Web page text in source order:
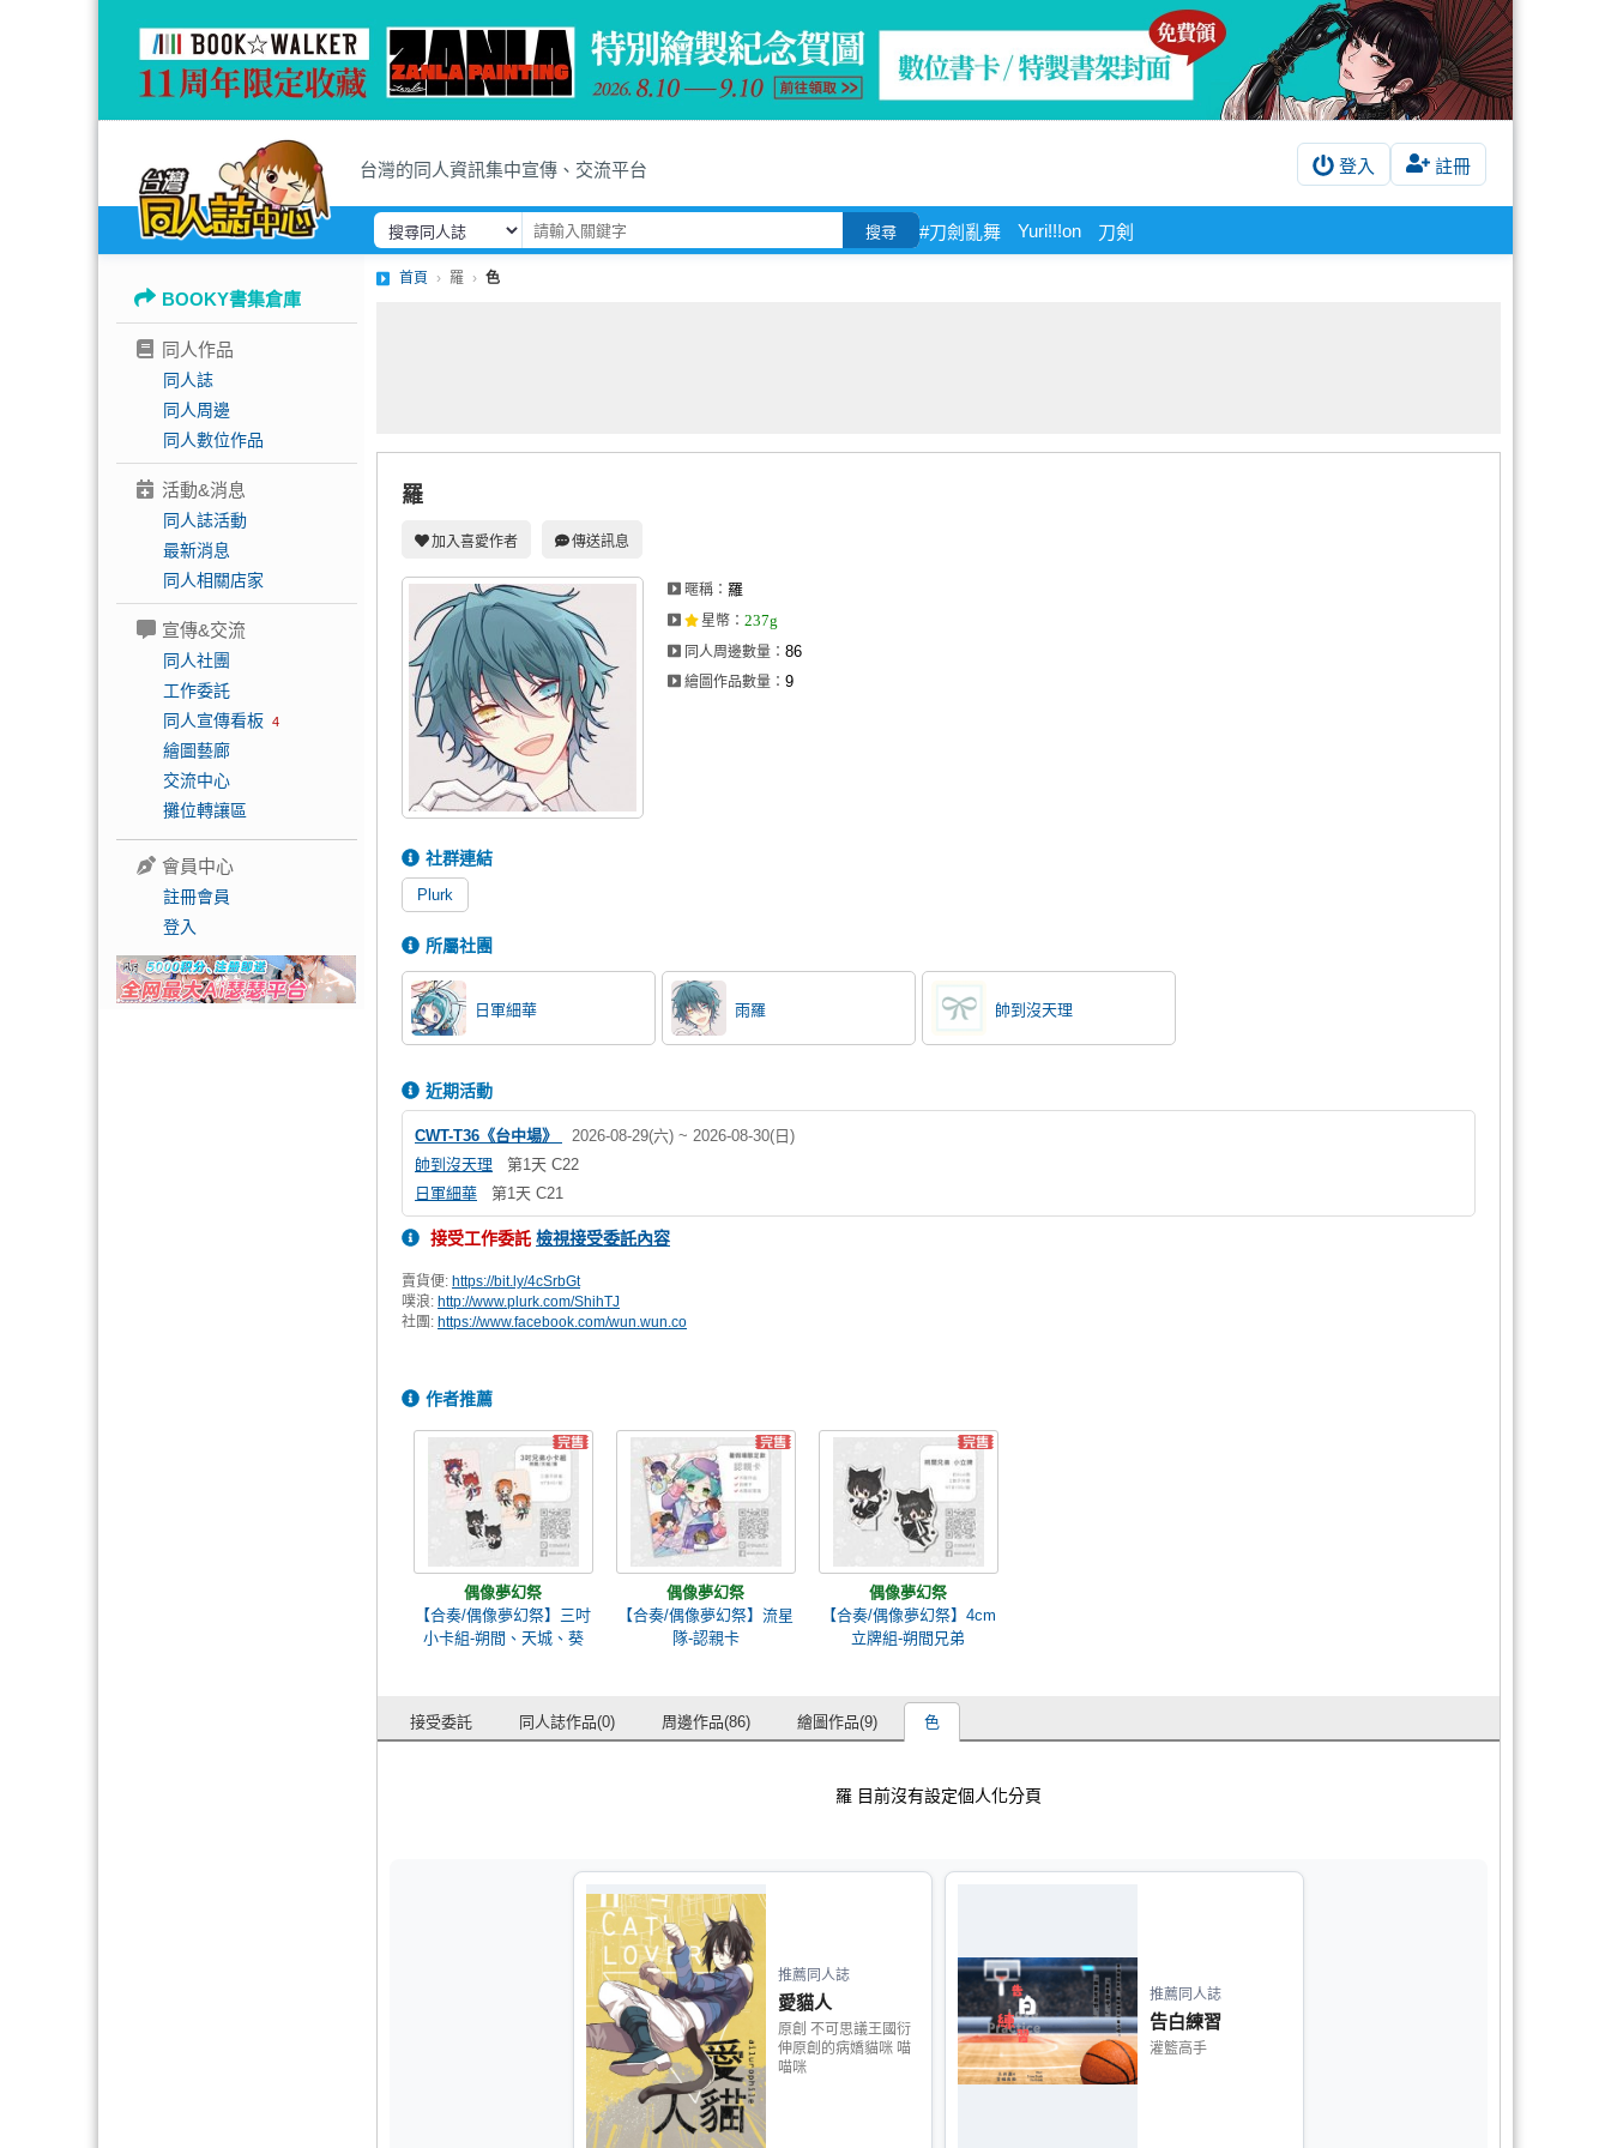
台灣的同人資訊集中宣傳、交流平台 登入 註冊
搜尋 #刀劍亂舞 Yuri!!!on 刀剣
BOOKY書集倉庫
同人作品
同人誌
同人周邊
同人數位作品
活動&消息
同人誌活動
最新消息
同人相關店家
宣傳&交流
同人社團
工作委託
同人宣傳看板 4
繪圖藝廊
交流中心
攤位轉讓區
會員中心
註冊會員
登入
首頁 羅 色
羅
加入喜愛作者 傳送訊息
暱稱： 羅
星幣 ： 237g
同人周邊數量： 86
繪圖作品數量： 9
社群連結
Plurk
所屬社團
日軍細華 雨羅 帥到沒天理
近期活動
CWT-T36《台中場》
2026-08-29(六) ~ 2026-08-30(日)
帥到沒天理
第1天 C22
日軍細華
第1天 C21
接受工作委託 檢視接受委託內容
賣貨便: https://bit.ly/4cSrbGt
噗浪: http://www.plurk.com/ShihTJ
社團: https://www.facebook.com/wun.wun.co
作者推薦
偶像夢幻祭
【合奏/偶像夢幻祭】三吋
小卡組-朔間、天城、葵
偶像夢幻祭
【合奏/偶像夢幻祭】流星
隊-認親卡
偶像夢幻祭
【合奏/偶像夢幻祭】4cm
立牌組-朔間兄弟
接受委託 同人誌作品(0) 周邊作品(86) 繪圖作品(9) 色
羅 目前沒有設定個人化分頁
推薦同人誌
愛貓人
原創 不可思議王國衍
伸原創的病嬌貓咪 喵
喵咪
推薦同人誌
告白練習
灌籃高手